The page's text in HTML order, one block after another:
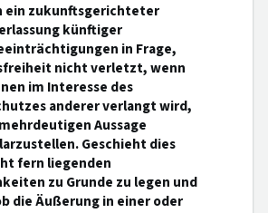
ein zukunftsgerichteter
künftiger
in Frage,
nicht verletzt, wenn
im Interesse des
anderer verlangt wird,
Aussage
Geschieht dies
fern liegenden
zu Grunde zu legen und
die Äußerung in einer oder